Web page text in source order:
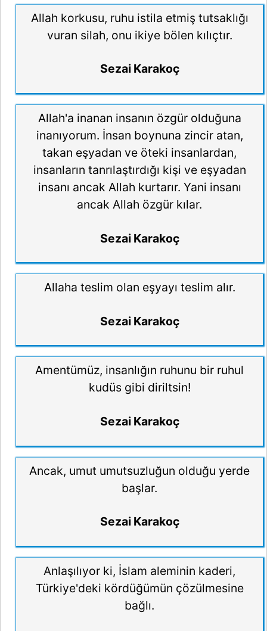
Allah korkusu, ruhu istila etmiş tutsaklığı
vuran silah, onu ikiye bölen kılıçtır.
Sezai Karakoç
Allah'a inanan insanın özgür olduğuna
inanıyorum. İnsan boynuna zincir atan,
takan eşyadan ve öteki insanlardan,
insanların tanrılaştırdığı kişi ve eşyadan
insanı ancak Allah kurtarır. Yani insanı
ancak Allah özgür kılar.
Sezai Karakoç
Allaha teslim olan eşyayı teslim alır.
Sezai Karakoç
Amentümüz, insanlığın ruhunu bir ruhul
kudüs gibi diriltsin!
Sezai Karakoç
Ancak, umut umutsuzluğun olduğu yerde
başlar.
Sezai Karakoç
Anlaşılıyor ki, İslam aleminin kaderi,
Türkiye'deki kördüğümün çözülmesine
bağlı.